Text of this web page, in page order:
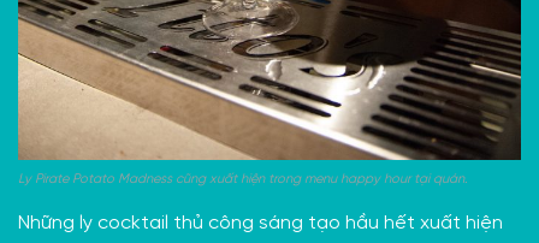
Ly Pirate Potato Madness cũng xuất hiện trong menu happy hour tại quán.
Những ly cocktail thủ công sáng tạo hầu hết xuất hiện